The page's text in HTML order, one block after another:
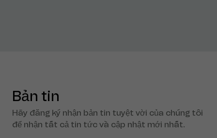
Bản tin
Hãy đăng ký nhận bản tin tuyệt vời của chúng tôi
để nhận tất cả tin tức và cập nhật mới nhất.